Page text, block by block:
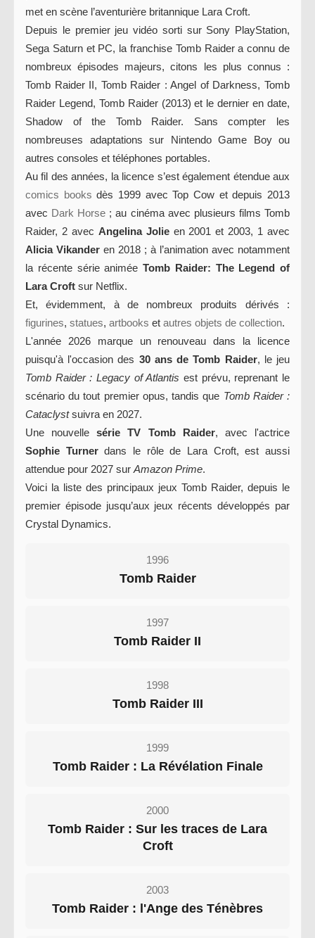
met en scène l’aventurière britannique Lara Croft.
Depuis le premier jeu vidéo sorti sur Sony PlayStation,
Sega Saturn et PC, la franchise Tomb Raider a connu de
nombreux épisodes majeurs, citons les plus connus :
Tomb Raider II, Tomb Raider : Angel of Darkness, Tomb
Raider Legend, Tomb Raider (2013) et le dernier en date,
Shadow of the Tomb Raider. Sans compter les
nombreuses adaptations sur Nintendo Game Boy ou
autres consoles et téléphones portables.
Au fil des années, la licence s’est également étendue aux
comics books dès 1999 avec Top Cow et depuis 2013
avec Dark Horse ; au cinéma avec plusieurs films Tomb
Raider, 2 avec Angelina Jolieen 2001 et 2003, 1 avec
Alicia Vikander en 2018 ; à l’animation avec notamment
la récente série animée Tomb Raider: The Legend of
Lara Croft sur Netflix.
Et, évidemment, à de nombreux produits dérivés :
figurines, statues, artbooks et autres objets de collection.
L'année 2026 marque un renouveau dans la licence
puisqu'à l'occasion des 30 ans de Tomb Raider, le jeu
Tomb Raider : Legacy of Atlantis est prévu, reprenant le
scénario du tout premier opus, tandis que Tomb Raider :
Cataclystsuivra en 2027.
Une nouvellesérie TV Tomb Raider, avec l'actrice
Sophie Turnerdans le rôle de Lara Croft, est aussi
attendue pour 2027 sur Amazon Prime.
Voici la liste des principaux jeux Tomb Raider, depuis le
premier épisode jusqu’aux jeux récents développés par
Crystal Dynamics.
1996
Tomb Raider
1997
Tomb Raider II
1998
Tomb Raider III
1999
Tomb Raider : La Révélation Finale
2000
Tomb Raider : Sur les traces de Lara
Croft
2003
Tomb Raider : l'Ange des Ténèbres